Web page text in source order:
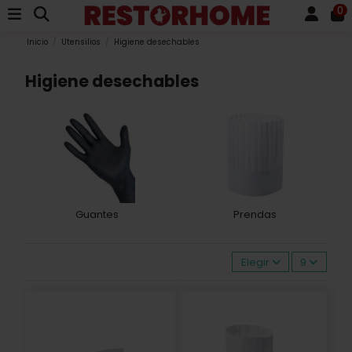
0
Inicio Utensilios Higiene desechables
Higiene desechables
Guantes Prendas
Elegir 9